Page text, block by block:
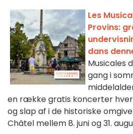
Les
Provins:
dans
Musicales
gang i
en række gratis koncerter
og slap af i de historiske
Châtel mellem 8. juni og 31.